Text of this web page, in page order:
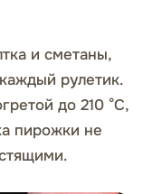
и сметаны,
рулетик.
до 210 °C,
пирожки не